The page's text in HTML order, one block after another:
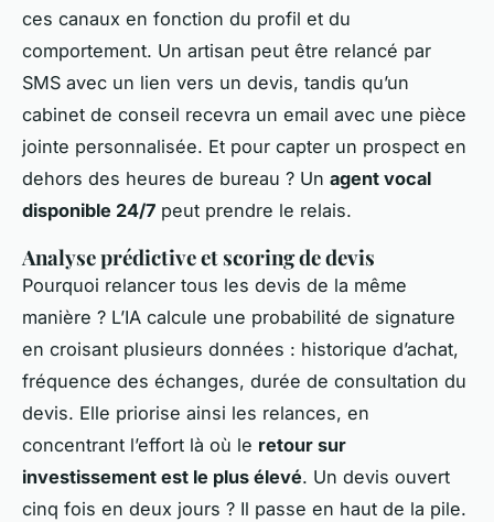
ces canaux en fonction du profil et du
comportement. Un artisan peut être relancé par
SMS avec un lien vers un devis, tandis qu’un
cabinet de conseil recevra un email avec une pièce
jointe personnalisée. Et pour capter un prospect en
dehors des heures de bureau ? Un agent vocal
disponible 24/7 peut prendre le relais.
Analyse prédictive et scoring de devis
Pourquoi relancer tous les devis de la même
manière ? L’IA calcule une probabilité de signature
en croisant plusieurs données : historique d’achat,
fréquence des échanges, durée de consultation du
devis. Elle priorise ainsi les relances, en
concentrant l’effort là où le retour sur
investissement est le plus élevé. Un devis ouvert
cinq fois en deux jours ? Il passe en haut de la pile.